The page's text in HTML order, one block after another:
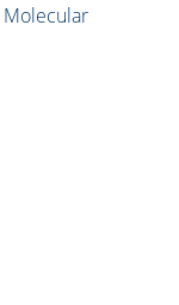
Molecular